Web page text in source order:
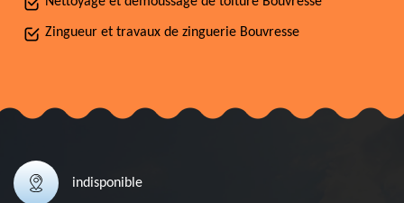
Zingueur et travaux de zinguerie Bouvresse
indisponible